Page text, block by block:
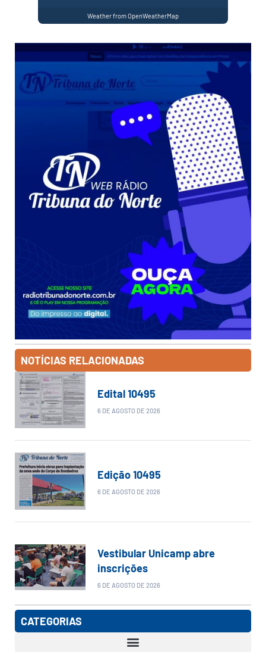
Weather from OpenWeatherMap
NOTÍCIAS RELACIONADAS
Edital 10495
6 DE AGOSTO DE 2026
Edição 10495
6 DE AGOSTO DE 2026
Vestibular Unicamp abre
inscrições
6 DE AGOSTO DE 2026
CATEGORIAS